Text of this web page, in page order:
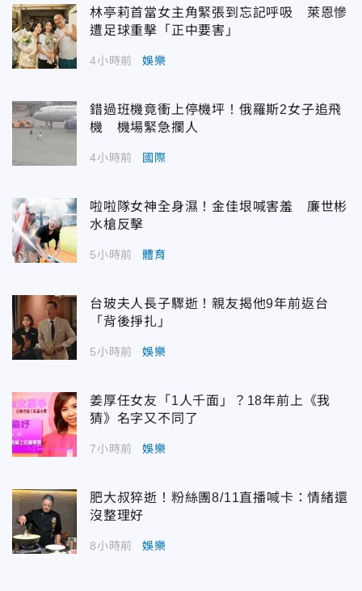
林亭莉首當女主角緊張到忘記呼吸 萊恩慘
遭足球重擊「正中要害」
4小時前 娛樂
錯過班機竟衝上停機坪！俄羅斯2女子追飛
機 機場緊急攔人
4小時前 國際
啦啦隊女神全身濕！金佳垠喊害羞 廉世彬
水槍反擊
5小時前 體育
台玻夫人長子驟逝！親友揭他9年前返台
「背後掙扎」
5小時前 娛樂
姜厚任女友「1人千面」？18年前上《我
猜》名字又不同了
7小時前 娛樂
肥大叔猝逝！粉絲團8/11直播喊卡：情緒還
沒整理好
8小時前 娛樂